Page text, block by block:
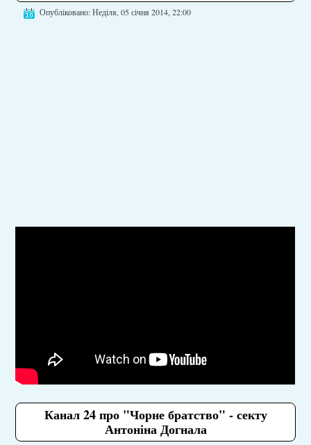
Опубліковано: Неділя, 05 січня 2014, 22:00
Канал 24 про "Чорне братство" - секту
Антоніна Догнала